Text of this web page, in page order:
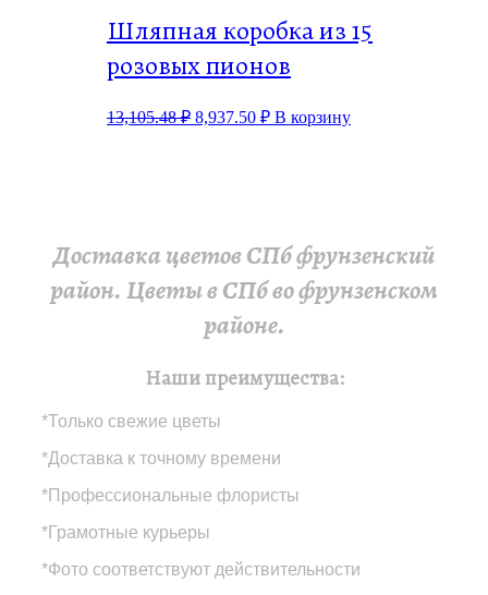
Шляпная коробка из 15
розовых пионов
13,105.48₽ 8,937.50 ₽ В корзину
Доставка цветов СПб фрунзенский
район. Цветы в СПб во фрунзенском
районе.
Наши преимущества:
*Только свежие цветы
*Доставка к точному времени
*Профессиональные флористы
*Грамотные курьеры
*Фото соответствуют действительности